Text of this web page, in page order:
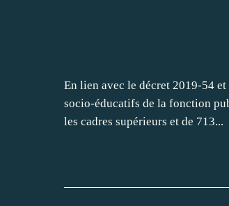
En lien avec le décret 2019-54
socio-éducatifs de la fonction
les cadres supérieurs et de 713...